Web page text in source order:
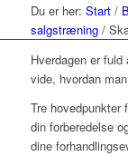
Du er her: Start /
salgstræning /
Hverdagen er
vide, hvordan
Tre
din forberedelse
dine